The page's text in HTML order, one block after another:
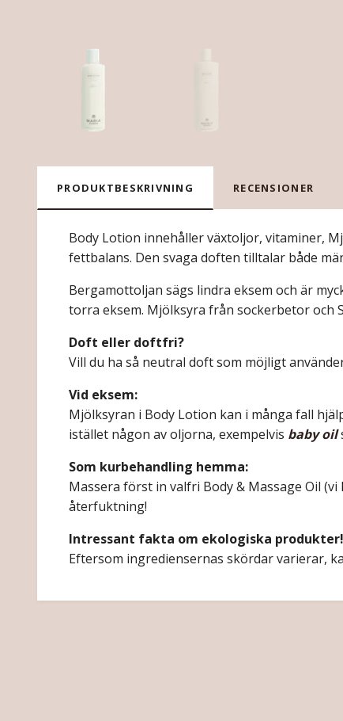
PRODUKTBESKRIVNING RECENSIONER
Body Lotion innehåller växtoljor, vitaminer,
fettbalans. Den svaga doften tilltalar både
Bergamottoljan sägs lindra eksem och är
torra eksem. Mjölksyra från sockerbetor och
Doft eller doftfri?
Vill du ha så neutral doft som möjligt
Vid eksem:
Mjölksyran i Body Lotion kan i många fall
istället någon av oljorna, exempelvis baby oil
Som kurbehandling hemma:
Massera först in valfri Body & Massage Oil
återfuktning!
Intressant fakta om ekologiska produkter!
Eftersom ingrediensernas skördar varierar,